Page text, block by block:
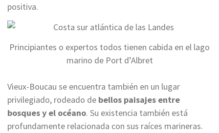
positiva.
Principiantes o expertos todos tienen cabida en el lago
marino de Port d’Albret
Vieux-Boucau se encuentra también en un lugar
privilegiado, rodeado de bellos paisajes entre
bosques y el océano. Su existencia también está
profundamente relacionada con sus raíces marineras.